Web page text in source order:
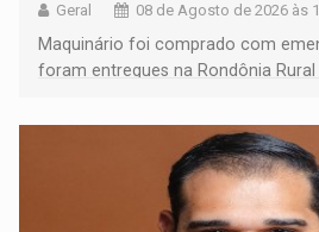
Geral 08 de Agosto de 2026 às
Maquinário foi comprado com
foram entregues na Rondônia Rural